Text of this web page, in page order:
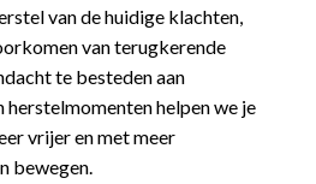
van de huidige klachten,
van terugkerende
te besteden aan
helpen we je
vrijer en met meer
bewegen.